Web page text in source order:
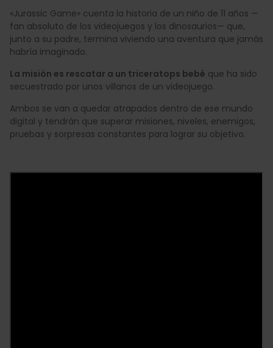
«Jurassic Game» cuenta la historia de un niño de 11 años —
fan absoluto de los videojuegos y los dinosaurios— que,
junto a su padre, termina viviendo una aventura que jamás
habría imaginado.
La misión es rescatar a un triceratops bebé que ha sido
secuestrado por unos villanos de un videojuego.
Ambos se van a quedar atrapados dentro de ese mundo
digital y tendrán que superar misiones, niveles, enemigos,
pruebas y sorpresas constantes para lograr su objetivo.